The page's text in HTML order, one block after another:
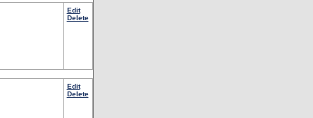
Edit
Delete
Edit
Delete